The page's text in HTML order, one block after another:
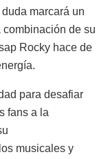
marcará un
combinación de su
Rocky hace de
para desafiar
fans a la
musicales y